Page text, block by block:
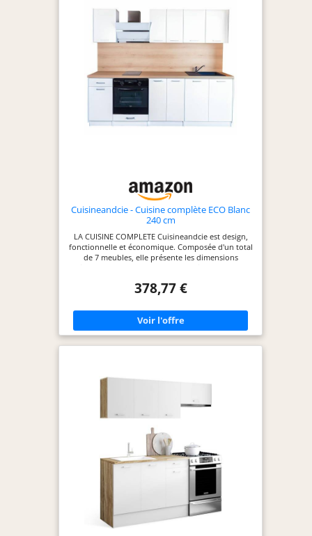
Cuisineandcie - Cuisine complète ECO Blanc
240 cm
LA CUISINE COMPLETE Cuisineandcie est design,
fonctionnelle et économique. Composée d'un total
de 7 meubles, elle présente les dimensions
IMBATTABLE : Nos meubles de cuisine offrent un
ustensiles de cuisine. Notre but : satisfaire toutes
les envies au meilleur prix, sans négliger la qualité.
FINITIONS ÉLÉGANTES : Avec une façade en
acrylique de 18 mm d'épaisseur, notre meuble bas
intérieur, créant une ambiance épurée et
DURABLES : Chaque caisson, ou meuble de
rangement, est composé de panneaux de
Idéal pour des meubles de cuisine robuste qui
durent dans le temps. FACILITÉ D'INSTALLATION :
Tous les éléments sont pré-percés et vous recevez
un colis unique pour chaque meuble où tout est
inclus. L'installation des meubles est facile et
378,77 €